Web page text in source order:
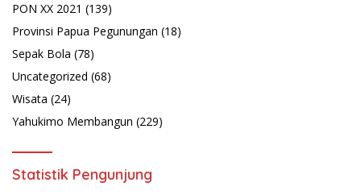
PON XX 2021 (139)
Provinsi Papua Pegunungan (18)
Sepak Bola (78)
Uncategorized (68)
Wisata (24)
Yahukimo Membangun (229)
Statistik Pengunjung